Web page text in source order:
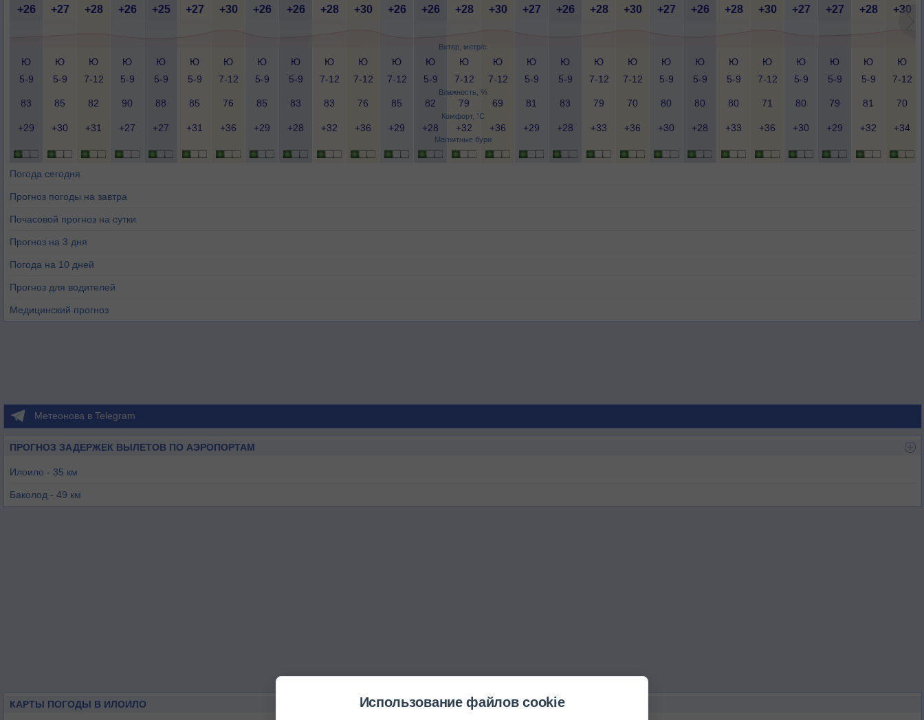
Ветер, метр/с
Влажность, %
Комфорт, °C
Магнитные бури
+26 +27 +28 +26 +25 +27 +30 +26 +26 +28 +30 +26 +26 +28 +30 +27 +26 +28 +30 +27 +26 +28 +30 +27 +27 +28 +30
Ю
5-9
Ю
5-9
Ю
7-12
Ю
5-9
Ю
5-9
Ю
5-9
Ю
7-12
Ю
5-9
Ю
5-9
Ю
7-12
Ю
7-12
Ю
7-12
Ю
5-9
Ю
7-12
Ю
7-12
Ю
5-9
Ю
5-9
Ю
7-12
Ю
7-12
Ю
5-9
Ю
5-9
Ю
5-9
Ю
7-12
Ю
5-9
Ю
5-9
Ю
5-9
Ю
7-12
83 85 82 90 88 85 76 85 83 83 76 85 82 79 69 81 83 79 70 80 80 80 71 80 79 81 70
+29 +30 +31 +27 +27 +31 +36 +29 +28 +32 +36 +29 +28 +32 +36 +29 +28 +33 +36 +30 +28 +33 +36 +30 +29 +32 +34
Погода сегодня
Прогноз погоды на завтра
Почасовой прогноз на сутки
Прогноз на 3 дня
Погода на 10 дней
Прогноз для водителей
Медицинский прогноз
Метеонова в Telegram
ПРОГНОЗ ЗАДЕРЖЕК ВЫЛЕТОВ ПО АЭРОПОРТАМ
Илоило - 35 км
Баколод - 49 км
КАРТЫ ПОГОДЫ В ИЛОИЛО
Использование файлов cookie